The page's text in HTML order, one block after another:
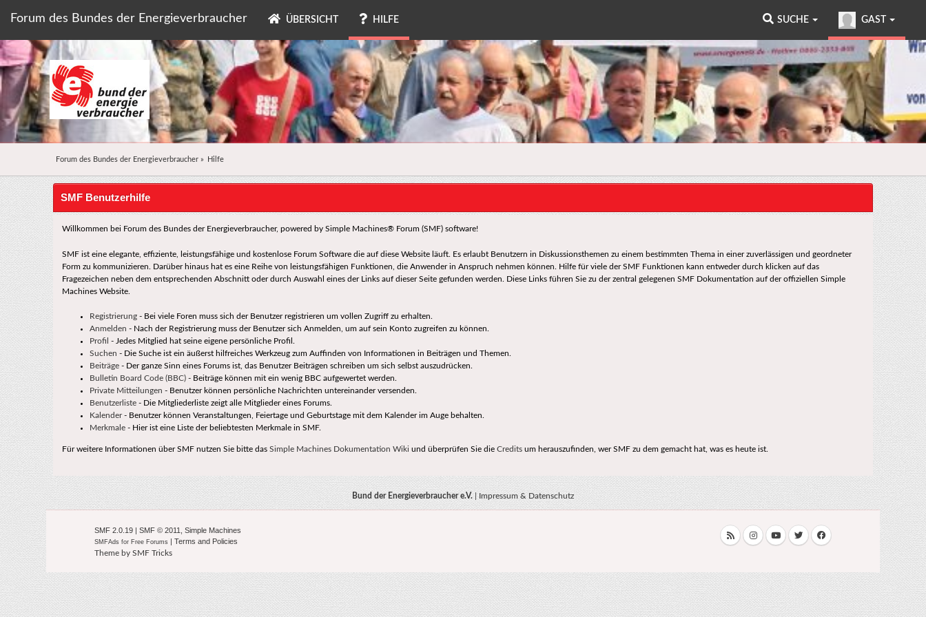
Forum des Bundes der Energieverbraucher ÜBERSICHT HILFE GAST
SUCHE
Forum des Bundes der Energieverbraucher» Hilfe
SMF Benutzerhilfe
Willkommen bei Forum des Bundes der Energieverbraucher, powered by Simple Machines® Forum (SMF) software!
SMF ist eine elegante, effiziente, leistungsfähige und kostenlose Forum Software die auf diese Website läuft. Es erlaubt Benutzern in Diskussionsthemen zu einem bestimmten Thema in einer zuverlässigen und geordneter
Form zu kommunizieren. Darüber hinaus hat es eine Reihe von leistungsfähigen Funktionen, die Anwender in Anspruch nehmen können. Hilfe für viele der SMF Funktionen kann entweder durch klicken auf das
Fragezeichen neben dem entsprechenden Abschnitt oder durch Auswahl eines der Links auf dieser Seite gefunden werden. Diese Links führen Sie zu der zentral gelegenen SMF Dokumentation auf der offiziellen Simple
Machines Website.
Registrierung- Bei viele Foren muss sich der Benutzer registrieren um vollen Zugriff zu erhalten.
Anmelden - Nach der Registrierung muss der Benutzer sich Anmelden, um auf sein Konto zugreifen zu können.
Profil - Jedes Mitglied hat seine eigene persönliche Profil.
Suchen - Die Suche ist ein äußerst hilfreiches Werkzeug zum Auffinden von Informationen in Beiträgen und Themen.
Beiträge- Der ganze Sinn eines Forums ist, das Benutzer Beiträgen schreiben um sich selbst auszudrücken.
Bulletin Board Code (BBC)- Beiträge können mit ein wenig BBC aufgewertet werden.
Private Mitteilungen - Benutzer können persönliche Nachrichten untereinander versenden.
Benutzerliste- Die Mitgliederliste zeigt alle Mitglieder eines Forums.
Kalender- Benutzer können Veranstaltungen, Feiertage und Geburtstage mit dem Kalender im Auge behalten.
Merkmale- Hier ist eine Liste der beliebtesten Merkmale in SMF.
Für weitere Informationen über SMF nutzen Sie bitte das Simple Machines Dokumentation Wiki und überprüfen Sie die Creditsum herauszufinden, wer SMF zu dem gemacht hat, was es heute ist.
Bund der Energieverbraucher e.V. Impressum & Datenschutz
SMF 2.0.19| SMF © 2011 Simple Machines
SMFAds for Free Forums | Terms and Policies
Theme by SMF Tricks